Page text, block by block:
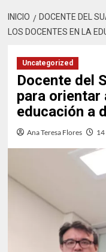
INICIO
DOCENTE DEL
LOS DOCENTES EN LA
Uncategorized
Docente del
para orientar
educación a
Ana Teresa Flores